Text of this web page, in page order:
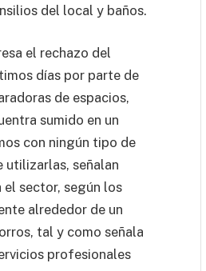
del local y baños.
el rechazo del
días por parte de
de espacios,
sumido en un
con ningún tipo de
señalan
el sector, según los
alrededor de un
tal y como señala
profesionales